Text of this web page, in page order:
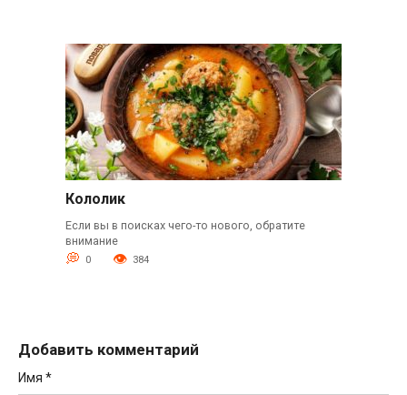
Кололик
Если вы в поисках чего-то нового, обратите
внимание
0 384
Добавить комментарий
Имя *